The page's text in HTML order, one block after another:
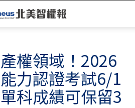
權領域！2026
力認證考試6/1
科成績可保留3